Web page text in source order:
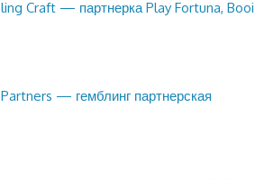
Craft — партнерка Play Fortuna, Booi
— гемблинг партнерская